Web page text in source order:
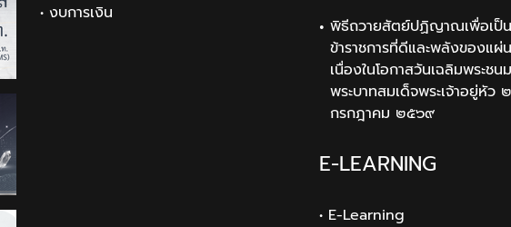
• งบการเงิน
พิธีถวายสัตย์ปฏิญาณเพื่อเป็น
ข้าราชการที่ดีและพลังของแผ่
เนื่องในโอกาสวันเฉลิมพระชน
พระบาทสมเด็จพระเจ้าอยู่หัว
กรกฎาคม ๒๕๖๙
E-LEARNING
• E-Learning